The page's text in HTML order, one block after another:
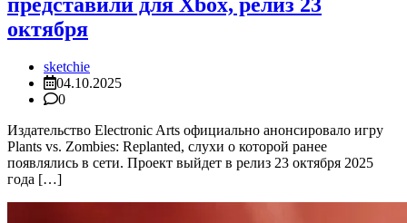
октября
sketchie
04.10.2025
0
Издательство Electronic Arts официально анонсировало игру
Plants vs. Zombies: Replanted, слухи о которой ранее
появлялись в сети. Проект выйдет в релиз 23 октября 2025
года […]